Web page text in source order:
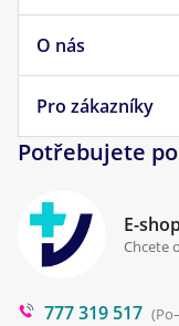
Krmivo pro kočky
Veterinární diety
Pamlsky pro psy
Doprava a platba
Obchodní podmínky
Reklamace a
Cookies a
O nás
Náš příběh
Pro zákazníky
Klinika Prostějov
Poradna
Blog
Potřebujete
E-
Chcete
777 319 517